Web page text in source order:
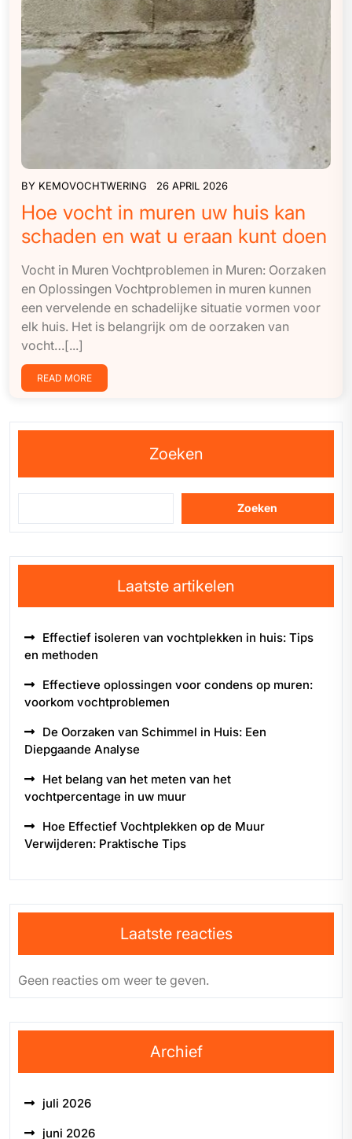
BY KEMOVOCHTWERING 26 APRIL 2026
Hoe vocht in muren uw huis kan
schaden en wat u eraan kunt doen
Vocht in Muren Vochtproblemen in Muren: Oorzaken
en Oplossingen Vochtproblemen in muren kunnen
een vervelende en schadelijke situatie vormen voor
elk huis. Het is belangrijk om de oorzaken van
vocht…[...]
READ MORE
Zoeken
Zoeken
Laatste artikelen
Effectief isoleren van vochtplekken in huis: Tips
en methoden
Effectieve oplossingen voor condens op muren:
voorkom vochtproblemen
De Oorzaken van Schimmel in Huis: Een
Diepgaande Analyse
Het belang van het meten van het
vochtpercentage in uw muur
Hoe Effectief Vochtplekken op de Muur
Verwijderen: Praktische Tips
Laatste reacties
Geen reacties om weer te geven.
Archief
juli 2026
juni 2026